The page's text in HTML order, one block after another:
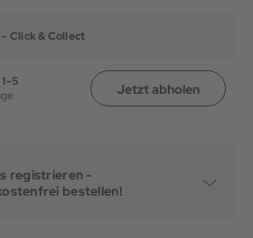
- Click & Collect
5
Jetzt abholen
registrieren -
bestellen!